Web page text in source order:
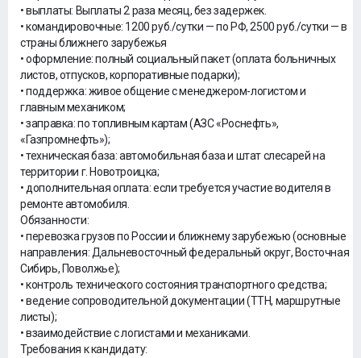
• выплаты: Выплаты 2 paзa месяц, бeз зaдеpжек.
• командировочные: 1200 руб./сутки — по РФ, 2500 руб./сутки — в
страны ближнего зарубежья
• оформление: полный социальный пакет (оплата больничных
листов, отпусков, корпоративные подарки);
• поддержка: живое общение с менеджером-логистом и
главным механиком;
• заправка: по топливным картам (АЗС «Роснефть»,
«Газпромнефть»);
• техническая база: автомобильная база и штат слесарей на
территории г. Новотроицка;
• дополнительная оплата: если требуется участие водителя в
ремонте автомобиля.
Обязанности:
• перевозка грузов по России и ближнему зарубежью (основные
направления: Дальневосточный федеральный округ, Восточная
Сибирь, Поволжье);
• контроль технического состояния транспортного средства;
• ведение сопроводительной документации (ТТН, маршрутные
листы);
• взаимодействие с логистами и механиками.
Требования к кандидату: